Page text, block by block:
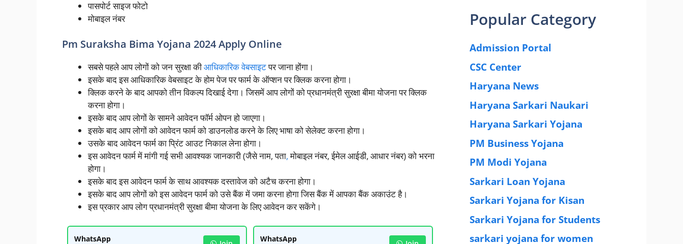
पासपोर्ट साइज फोटो
मोबाइल नंबर
Pm Suraksha Bima Yojana 2024 Apply Online
सबसे पहले आप लोगों को जन सुरक्षा कीआधिकारिक वेबसाइटपर जाना होंगा।
इसके बाद इस आधिकारिक वेबसाइट के होम पेज पर फार्म के ऑप्शन पर क्लिक करना होगा।
क्लिक करने के बाद आपको तीन विकल्प दिखाई देगा। जिसमें आप लोगों को प्रधानमंत्री सुरक्षा बीमा योजना पर क्लिक
करना होगा।
इसके बाद आप लोगों के सामने आवेदन फॉर्म ओपन हो जाएगा।
इसके बाद आप लोगों को आवेदन फार्म को डाउनलोड करने के लिए भाषा को सेलेक्ट करना होगा।
उसके बाद आवेदन फार्म का प्रिंट आउट निकाल लेना होगा।
इस आवेदन फार्म में मांगी गई सभी आवश्यक जानकारी (जैसे नाम, पता,मोबाइल नंबर, ईमेल आईडी, आधार नंबर) को भरना
होगा।
इसके बाद इस आवेदन फार्म के साथ आवश्यक दस्तावेज को अटैच करना होगा।
इसके बाद आप लोगों को इस आवेदन फार्म को उसे बैंक में जमा करना होगा जिस बैंक में आपका बैंक अकाउंट है।
इस प्रकार आप लोग प्रधानमंत्री सुरक्षा बीमा योजना के लिए आवेदन कर सकेंगे।
WhatsApp
WhatsApp
Popular Category
Admission Portal
CSC Center
Haryana News
Haryana Sarkari Naukari
Haryana Sarkari Yojana
PM Business Yojana
PM Modi Yojana
Sarkari Loan Yojana
Sarkari Yojana for Kisan
Sarkari Yojana for Students
sarkari yojana for women